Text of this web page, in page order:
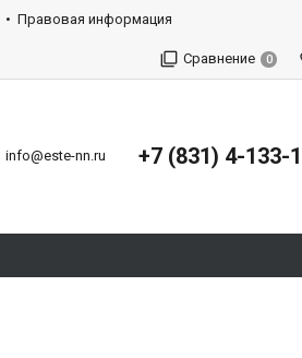
Правовая информация
Сравнение 0
info@este-nn.ru +7 (831) 4-133-